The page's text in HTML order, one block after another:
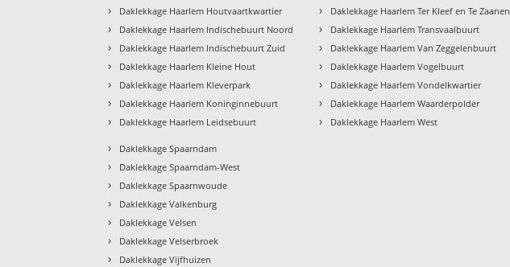
› Daklekkage Haarlem Houtvaartkwartier
› Daklekkage Haarlem Indischebuurt Noord
› Daklekkage Haarlem Indischebuurt Zuid
› Daklekkage Haarlem Kleine Hout
› Daklekkage Haarlem Kleverpark
› Daklekkage Haarlem Koninginnebuurt
› Daklekkage Haarlem Leidsebuurt
› Daklekkage Haarlem Ter Kleef en Te Zaanen
› Daklekkage Haarlem Transvaalbuurt
› Daklekkage Haarlem Van Zeggelenbuurt
› Daklekkage Haarlem Vogelbuurt
› Daklekkage Haarlem Vondelkwartier
› Daklekkage Haarlem Waarderpolder
› Daklekkage Haarlem West
› Daklekkage Spaarndam
› Daklekkage Spaarndam-West
› Daklekkage Spaarnwoude
› Daklekkage Valkenburg
› Daklekkage Velsen
› Daklekkage Velserbroek
› Daklekkage Vijfhuizen